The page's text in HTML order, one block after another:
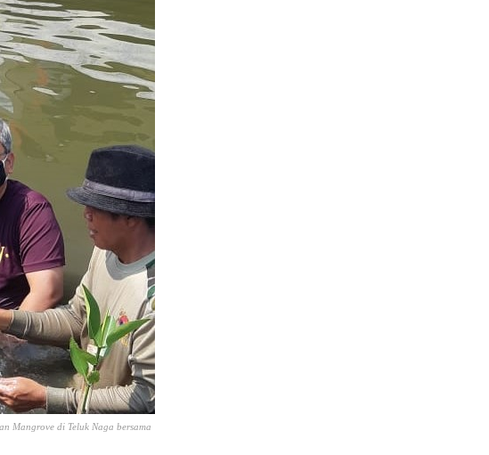
Mangrove di Teluk Naga bersama